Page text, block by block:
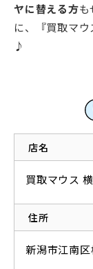
ヤに替える方
に、『買取マ
♪
店名
買取マウス
住所
新潟市江南